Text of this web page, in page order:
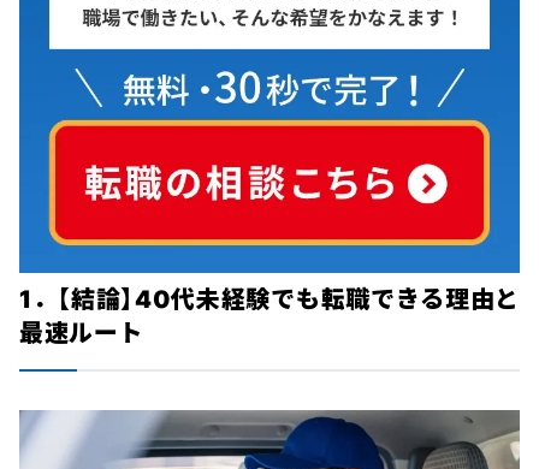
1．【結論】40代未経験でも転職できる理由と
最速ルート